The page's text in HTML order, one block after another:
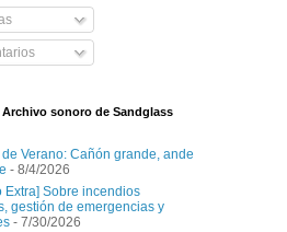
sonoro de Sandglass
Verano: Cañón grande, ande
- 8/4/2026
Extra] Sobre incendios
gestión de emergencias y
- 7/30/2026